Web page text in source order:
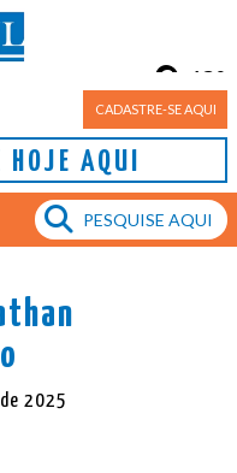
CADASTRE-SE AQUI
HOJE AQUI
Porto Alegre
13°
2025